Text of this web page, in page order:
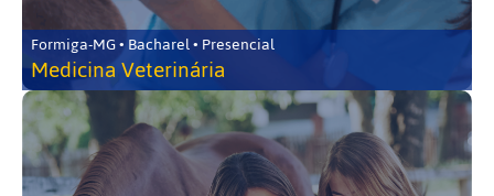
Formiga-MG • Bacharel • Presencial
Medicina Veterinária